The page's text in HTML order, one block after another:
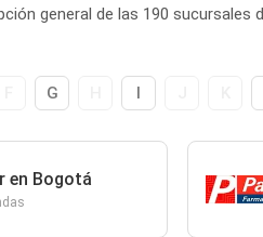
general de las 190 sucursales
G I
en Bogotá